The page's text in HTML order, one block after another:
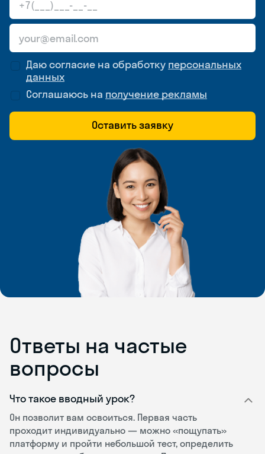
Даю согласие на обработку персональных
данных
Соглашаюсь на получение рекламы
Оставить заявку
Ответы на частые
вопросы
Что такое вводный урок?
Он позволит вам освоиться. Первая часть
проходит индивидуально — можно «пощупать»
платформу и пройти небольшой тест, определить